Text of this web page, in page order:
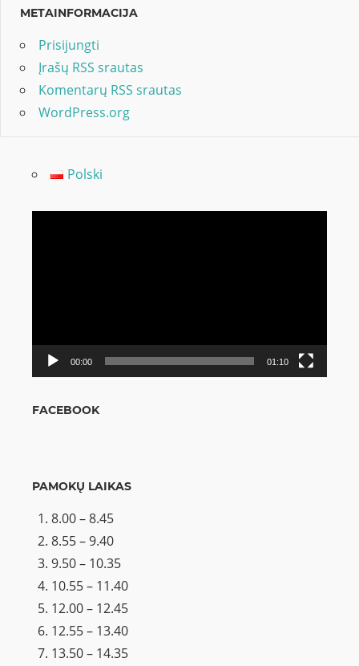
METAINFORMACIJA
Prisijungti
Įrašų RSS srautas
Komentarų RSS srautas
WordPress.org
Polski
00:00 01:10
FACEBOOK
PAMOKŲ LAIKAS
8.00 – 8.45
8.55 – 9.40
9.50 – 10.35
10.55 – 11.40
12.00 – 12.45
12.55 – 13.40
13.50 – 14.35